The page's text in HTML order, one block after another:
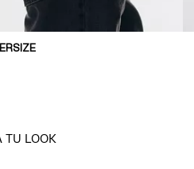
TU LOOK